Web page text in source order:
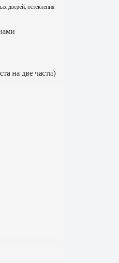
дверей, остекления
на две части)